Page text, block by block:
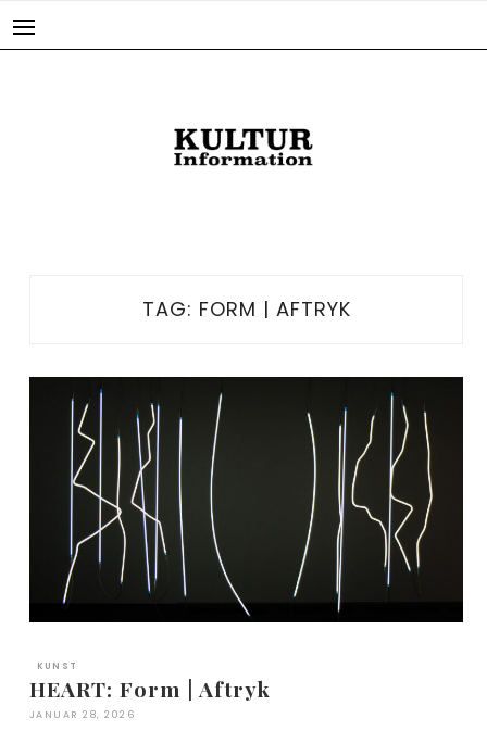
TAG: FORM | AFTRYK
KUNST
HEART: Form | Aftryk
JANUAR 28, 2026